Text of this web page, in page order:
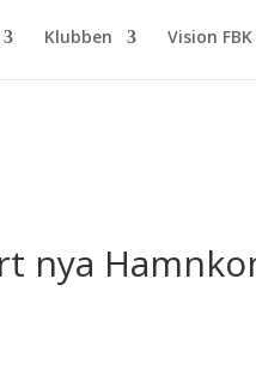
Klubben Vision FBK
nya